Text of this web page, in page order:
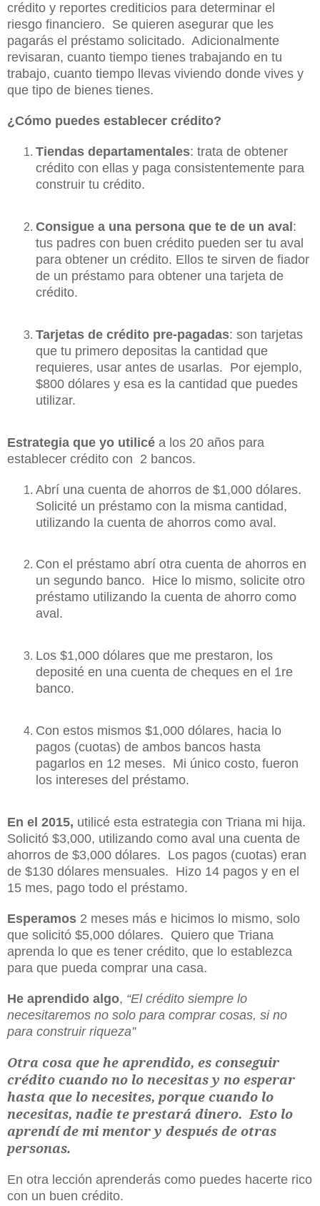
crédito y reportes crediticios para determinar el
riesgo financiero. Se quieren asegurar que les
pagarás el préstamo solicitado. Adicionalmente
revisaran, cuanto tiempo tienes trabajando en tu
trabajo, cuanto tiempo llevas viviendo donde vives y
que tipo de bienes tienes.
¿Cómo puedes establecer crédito?
Tiendas departamentales: trata de obtener
crédito con ellas y paga consistentemente para
construir tu crédito.
Consigue a una persona que te de un aval:
tus padres con buen crédito pueden ser tu aval
para obtener un crédito. Ellos te sirven de fiador
de un préstamo para obtener una tarjeta de
crédito.
Tarjetas de crédito pre-pagadas: son tarjetas
que tu primero depositas la cantidad que
requieres, usar antes de usarlas. Por ejemplo,
$800 dólares y esa es la cantidad que puedes
utilizar.
Estrategia que yo utilicé a los 20 años para
establecer crédito con 2 bancos.
Abrí una cuenta de ahorros de $1,000 dólares.
Solicité un préstamo con la misma cantidad,
utilizando la cuenta de ahorros como aval.
Con el préstamo abrí otra cuenta de ahorros en
un segundo banco. Hice lo mismo, solicite otro
préstamo utilizando la cuenta de ahorro como
aval.
Los $1,000 dólares que me prestaron, los
deposité en una cuenta de cheques en el 1re
banco.
Con estos mismos $1,000 dólares, hacia lo
pagos (cuotas) de ambos bancos hasta
pagarlos en 12 meses. Mi único costo, fueron
los intereses del préstamo.
En el 2015, utilicé esta estrategia con Triana mi hija.
Solicitó $3,000, utilizando como aval una cuenta de
ahorros de $3,000 dólares. Los pagos (cuotas) eran
de $130 dólares mensuales. Hizo 14 pagos y en el
15 mes, pago todo el préstamo.
Esperamos 2 meses más e hicimos lo mismo, solo
que solicitó $5,000 dólares. Quiero que Triana
aprenda lo que es tener crédito, que lo establezca
para que pueda comprar una casa.
He aprendido algo, “El crédito siempre lo
necesitaremos no solo para comprar cosas, si no
para construir riqueza”
Otra cosa que he aprendido, es conseguir
crédito cuando no lo necesitas y no esperar
hasta que lo necesites, porque cuando lo
necesitas, nadie te prestará dinero. Esto lo
aprendí de mi mentor y después de otras
personas.
En otra lección aprenderás como puedes hacerte rico
con un buen crédito.